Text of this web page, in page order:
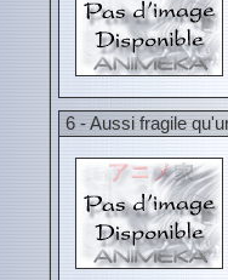
6 - Aussi fragile